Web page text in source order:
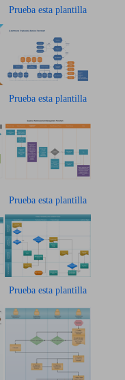
Prueba esta plantilla
Prueba esta plantilla
Prueba esta plantilla
Prueba esta plantilla